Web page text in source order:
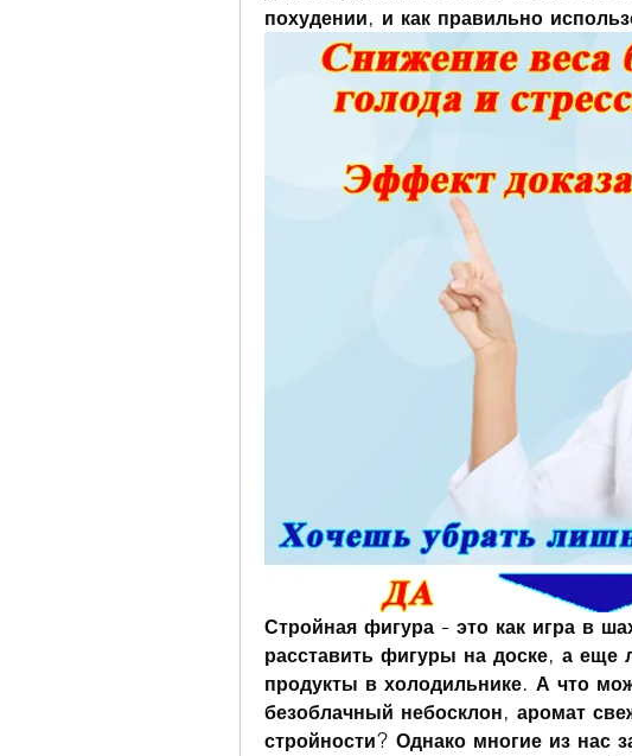
похудении, и как правильно
Стройная фигура - это как игра в
расставить фигуры на доске, а
продукты в холодильнике. А что
безоблачный небосклон, аромат
стройности? Однако многие из нас